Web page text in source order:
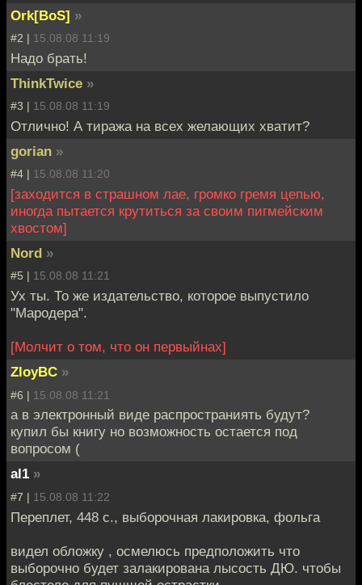
Ork[BoS] »
#2 | 15.08.08 11:19
Надо брать!
ThinkTwice »
#3 | 15.08.08 11:19
Отлично! А тиража на всех желающих хватит?
gorian »
#4 | 15.08.08 11:20
[заходится в страшном лае, громко гремя цепью,
иногда пытается крутиться за своим пигмейским
хвостом]
Nord »
#5 | 15.08.08 11:21
Ух ты. То же издательство, которое выпустило
"Мародера".
[Молчит о том, что он первыйнах]
ZloyBC »
#6 | 15.08.08 11:21
а в электронный виде распространиять будут?
купил бы книгу но возможность остается под
вопросом (
al1 »
#7 | 15.08.08 11:22
Переплет, 448 с., выборочная лакировка, фольга
видел обложку , осмелюсь предположить что
выборочно будет залакирована лысость ДЮ. чтобы